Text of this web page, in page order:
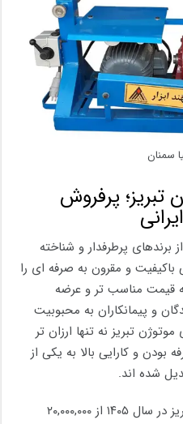
سمنان
تبریز؛ پرفروش
برندهای پرطرفدار و شناخته
باکیفیت و مقرون به صرفه ای را
قیمت مناسب تر و عرضه
و پیمانکاران به محبوبیت
تبریز نه تنها ارزان تر
بودن و کارایی بالا به یکی از
شده اند.
قیمت بالابر ساختمانی موتوژن تبریز در سال ۱۴۰۵ از ۲۰,۰۰۰,۰۰۰